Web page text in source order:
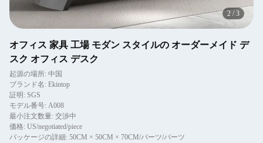
2 /3
オフィス 家具 工場 モダン スタイルの オーダーメイド デ
スク オフィス デスク
起源の場所: 中国
ブランド名: Ekintop
証明: SGS
モデル番号: A008
最小注文数量: 交渉中
価格: US/negotiated/piece
パッケージの詳細: 50CM × 50CM × 70CM/パーツ/パーツ